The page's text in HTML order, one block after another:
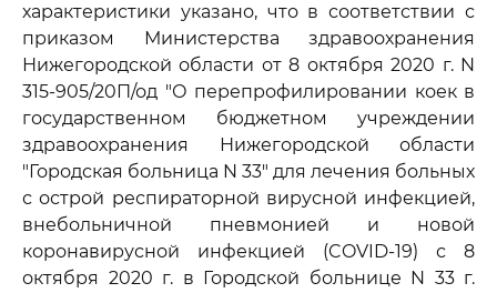
характеристики указано, что в соответствии с
приказом Министерства здравоохранения
Нижегородской области от 8 октября 2020 г. N
315-905/20П/од "О перепрофилировании коек в
государственном бюджетном учреждении
здравоохранения Нижегородской области
"Городская больница N 33" для лечения больных
с острой респираторной вирусной инфекцией,
внебольничной пневмонией и новой
коронавирусной инфекцией (COVID-19) с 8
октября 2020 г. в Городской больнице N 33 г.